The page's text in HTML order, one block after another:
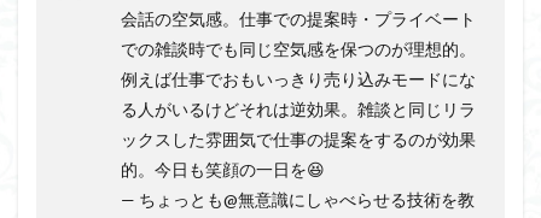
会話の空気感。仕事での提案時・プライベート
での雑談時でも同じ空気感を保つのが理想的。
例えば仕事でおもいっきり売り込みモードにな
る人がいるけどそれは逆効果。雑談と同じリラ
ックスした雰囲気で仕事の提案をするのが効果
的。今日も笑顔の一日を😆
— ちょっとも@無意識にしゃべらせる技術を教
会話ストーリー法
会話の空気感
会話の目線
会話の演出力
会話の本音話法
会話の悩み
会話の変換力
会話の割り切り力
プライベート
予想外の返答
一方的
モチベーション
メラビアンの法則
プロフィール 高める